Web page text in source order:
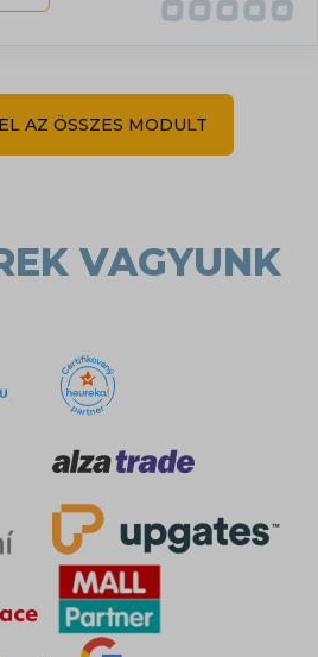
AZ ÖSSZES MODULT
VAGYUNK